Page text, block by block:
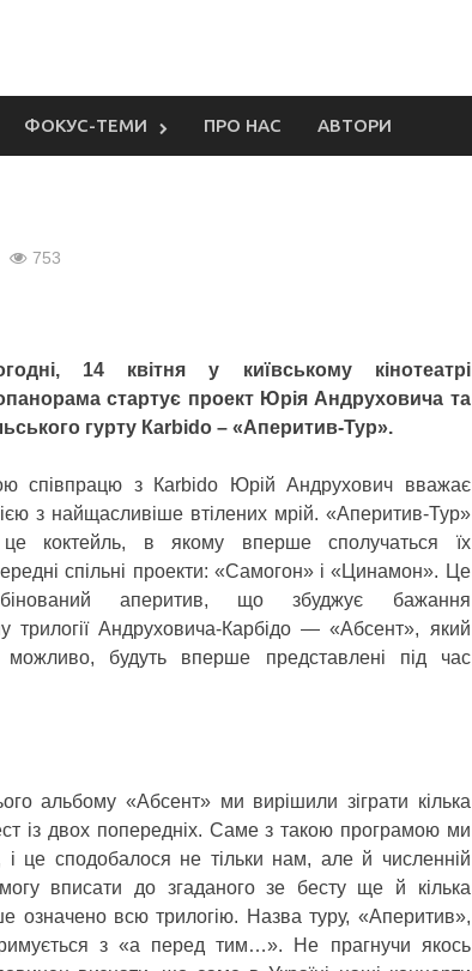
ФОКУС-ТЕМИ ПРО НАС АВТОРИ
753
14 квітня у київському кінотеатрі
стартує проект Юрія Андруховича та
гурту Кarbido – «Аперитив-Тур».
співпрацю з Кarbido Юрій Андрухович вважає
з найщасливіше втілених мрій. «Аперитив-Тур»
коктейль, в якому вперше сполучаться їх
спільні проекти: «Самогон» і «Цинамон». Це
аперитив, що збуджує бажання
трилогії Андруховича-Карбідо — «Абсент», який
будуть вперше представлені під час
альбому «Абсент» ми вирішили зіграти кілька
із двох попередніх. Саме з такою програмою ми
і це сподобалося не тільки нам, але й численній
вписати до згаданого зе бесту ще й кілька
означено всю трилогію. Назва туру, «Аперитив»,
з «а перед тим…». Не прагнучи якось